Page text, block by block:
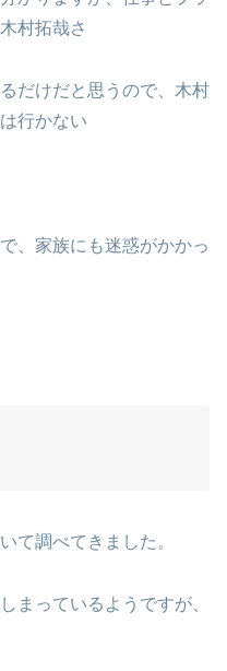
村拓哉さ
だけだと思うので、木村
行かない
、家族にも迷惑がかかっ
て調べてきました。
まっているようですが、